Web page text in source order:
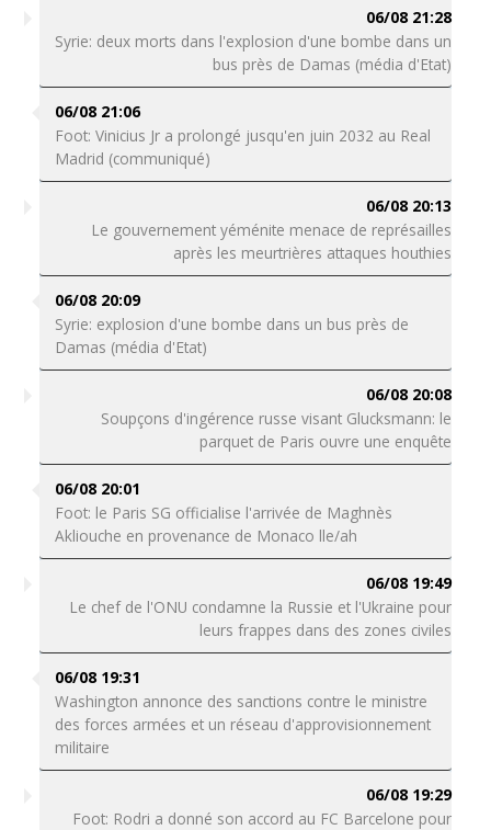
06/08 21:28
Syrie: deux morts dans l'explosion d'une bombe dans un
bus près de Damas (média d'Etat)
06/08 21:06
Foot: Vinicius Jr a prolongé jusqu'en juin 2032 au Real
Madrid (communiqué)
06/08 20:13
Le gouvernement yéménite menace de représailles
après les meurtrières attaques houthies
06/08 20:09
Syrie: explosion d'une bombe dans un bus près de
Damas (média d'Etat)
06/08 20:08
Soupçons d'ingérence russe visant Glucksmann: le
parquet de Paris ouvre une enquête
06/08 20:01
Foot: le Paris SG officialise l'arrivée de Maghnès
Akliouche en provenance de Monaco lle/ah
06/08 19:49
Le chef de l'ONU condamne la Russie et l'Ukraine pour
leurs frappes dans des zones civiles
06/08 19:31
Washington annonce des sanctions contre le ministre
des forces armées et un réseau d'approvisionnement
militaire
06/08 19:29
Foot: Rodri a donné son accord au FC Barcelone pour